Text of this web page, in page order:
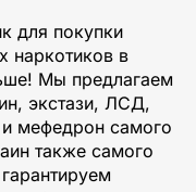
для покупки
наркотиков в
Мы предлагаем
экстази, ЛСД,
мефедрон самого
также самого